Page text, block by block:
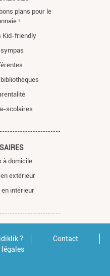
plans pour le
!
Kid-friendly
scolaires
à domicile
extérieur
intérieur
?
Contact
légales